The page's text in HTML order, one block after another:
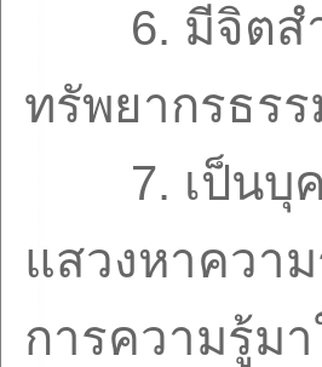
6. มีจิตส
ทรัพยากรธร
7. เป็นบุ
แสวงหาควา
การความรู้ม